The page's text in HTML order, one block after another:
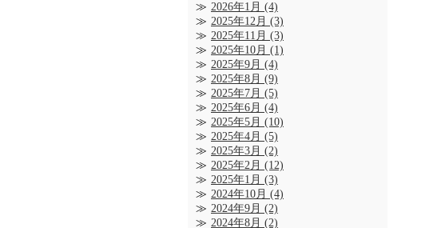
2026年1月 (4)
2025年12月 (3)
2025年11月 (3)
2025年10月 (1)
2025年9月 (4)
2025年8月 (9)
2025年7月 (5)
2025年6月 (4)
2025年5月 (10)
2025年4月 (5)
2025年3月 (2)
2025年2月 (12)
2025年1月 (3)
2024年10月 (4)
2024年9月 (2)
2024年8月 (2)